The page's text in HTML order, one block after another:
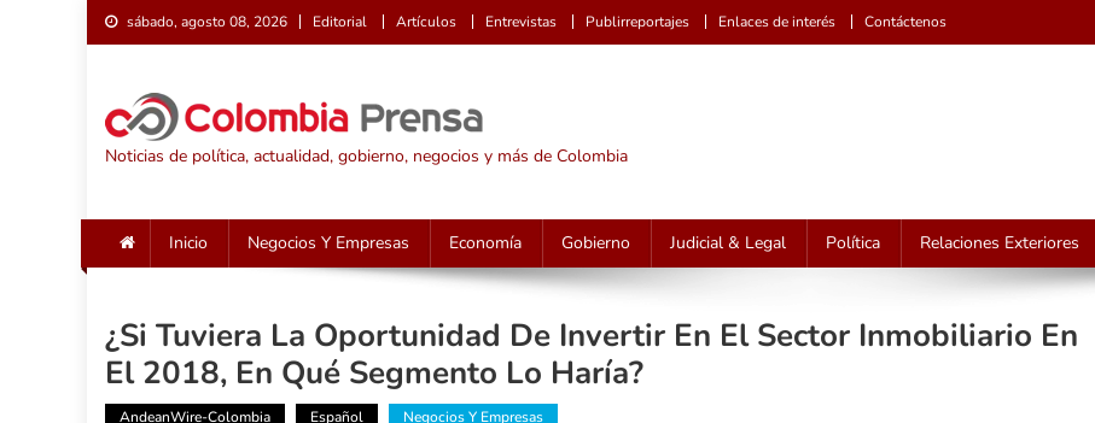
Saltar
al
sábado, agosto 08, 2026 Editorial Artículos Entrevistas Publirreportajes Enlaces de interés Contáctenos
Noticias de política, actualidad, gobierno, negocios y más de Colombia
Inicio Negocios Y Empresas Economía Gobierno Judicial & Legal Política Relaciones Exteriores
¿Si Tuviera La Oportunidad De Invertir En El Sector Inmobiliario En
El 2018, En Qué Segmento Lo Haría?
AndeanWire-Colombia Español Negocios Y Empresas